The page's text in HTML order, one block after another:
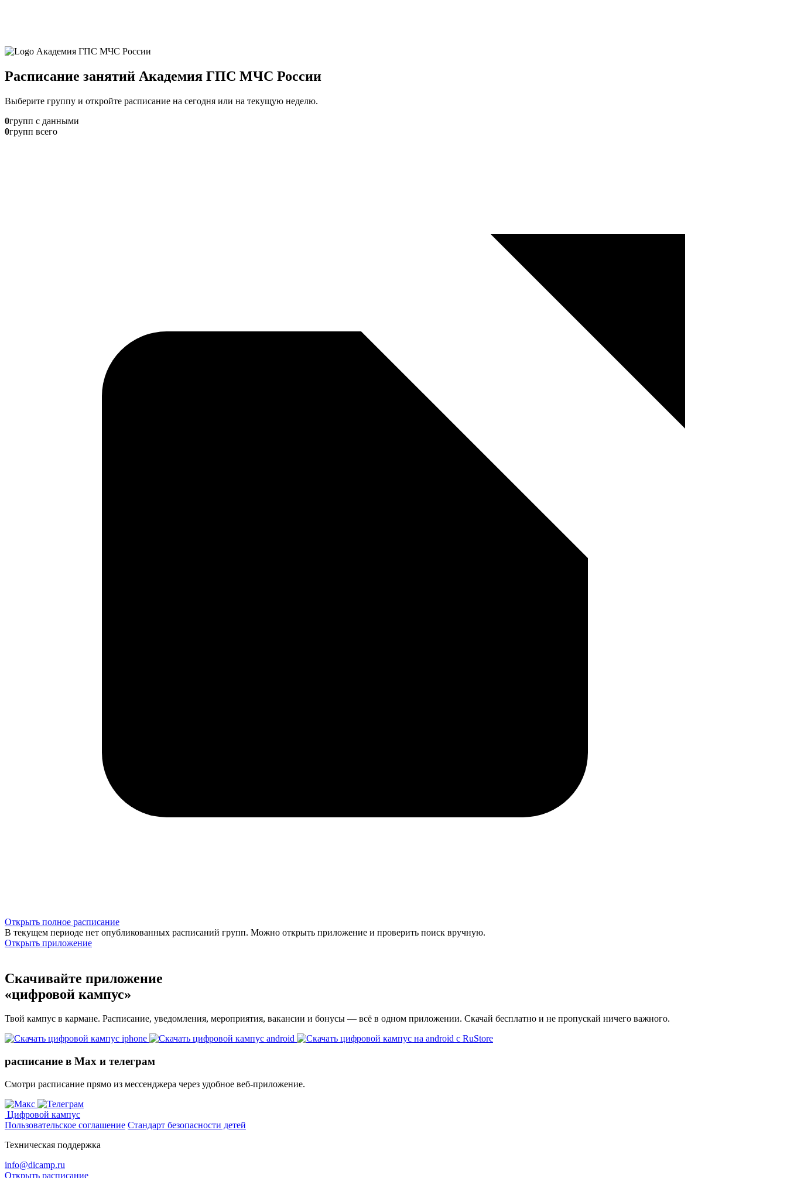
Расписание занятий Академия ГПС МЧС России
Выберите группу и откройте расписание на сегодня или на текущую неделю.
0групп с данными
0групп всего
Открыть полное расписание
В текущем периоде нет опубликованных расписаний групп. Можно открыть приложение и проверить поиск вручную.
Открыть приложение
Скачивайте приложение
«цифровой кампус»
Твой кампус в кармане. Расписание, уведомления, мероприятия, вакансии и бонусы — всё в одном приложении. Скачай бесплатно и не пропускай ничего важного.
расписание в Max и телеграм
Смотри расписание прямо из мессенджера через удобное веб‑приложение.
Цифровой кампус
Пользовательское соглашение Стандарт безопасности детей
Техническая поддержка
info@dicamp.ru
Открыть расписание